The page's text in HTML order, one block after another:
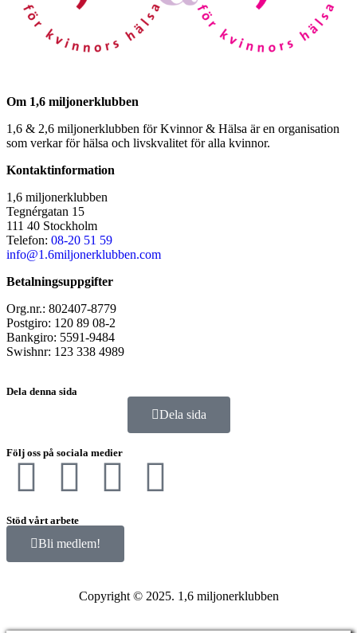
Om 1,6 miljonerklubben
1,6 & 2,6 miljonerklubben för Kvinnor & Hälsa är en organisation
som verkar för hälsa och livskvalitet för alla kvinnor.
Kontaktinformation
1,6 miljonerklubben
Tegnérgatan 15
111 40 Stockholm
Telefon: 08-20 51 59
info@1.6miljonerklubben.com
Betalningsuppgifter
Org.nr.: 802407-8779
Postgiro: 120 89 08-2
Bankgiro: 5591-9484
Swishnr: 123 338 4989
Dela denna sida
Dela sida
Följ oss på sociala medier
Stöd vårt arbete
Bli medlem!
Copyright © 2025. 1,6 miljonerklubben